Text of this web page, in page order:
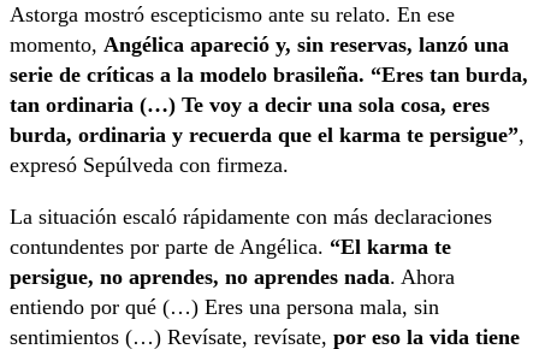
Astorga mostró escepticismo ante su relato. En ese
momento, Angélica apareció y, sin reservas, lanzó una
serie de críticas a la modelo brasileña. “Eres tan burda,
tan ordinaria (…) Te voy a decir una sola cosa, eres
burda, ordinaria y recuerda que el karma te persigue”,
expresó Sepúlveda con firmeza.
La situación escaló rápidamente con más declaraciones
contundentes por parte de Angélica. “El karma te
persigue, no aprendes, no aprendes nada. Ahora
entiendo por qué (…) Eres una persona mala, sin
sentimientos (…) Revísate, revísate, por eso la vida tiene